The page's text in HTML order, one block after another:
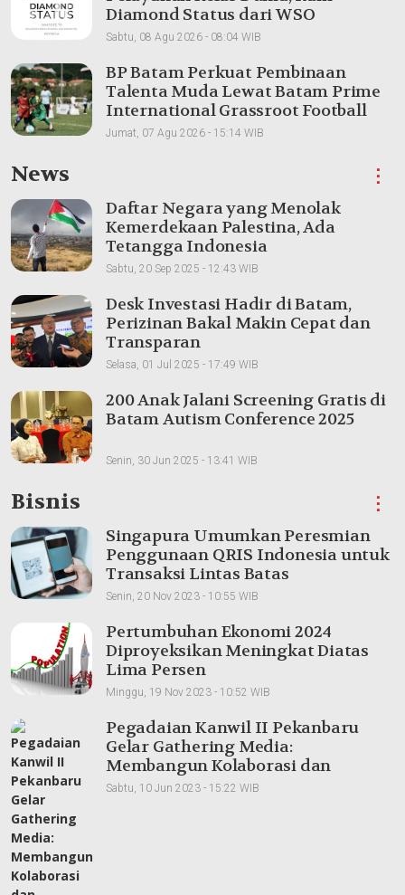
Diamond Status dari WSO
Sabtu, 08 Agu 2026 - 08:04 WIB
BP Batam Perkuat Pembinaan
Talenta Muda Lewat Batam Prime
International Grassroot Football
sebagai Festival 2026
Jumat, 07 Agu 2026 - 15:14 WIB
News ⋮
Daftar Negara yang Menolak
Kemerdekaan Palestina, Ada
Tetangga Indonesia
Sabtu, 20 Sep 2025 - 12:43 WIB
Desk Investasi Hadir di Batam,
Perizinan Bakal Makin Cepat dan
Transparan
Selasa, 01 Jul 2025 - 17:49 WIB
200 Anak Jalani Screening Gratis di
Batam Autism Conference 2025
Senin, 30 Jun 2025 - 13:41 WIB
Bisnis ⋮
Singapura Umumkan Peresmian
Penggunaan QRIS Indonesia untuk
Transaksi Lintas Batas
Senin, 20 Nov 2023 - 10:55 WIB
Pertumbuhan Ekonomi 2024
Diproyeksikan Meningkat Diatas
Lima Persen
Minggu, 19 Nov 2023 - 10:52 WIB
Pegadaian Kanwil II Pekanbaru
Gelar Gathering Media:
Membangun Kolaborasi dan
Meningkatkan Pemahaman Produk
Sabtu, 10 Jun 2023 - 15:22 WIB